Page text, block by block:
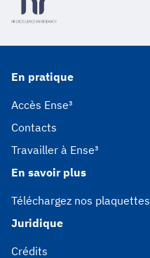
En pratique
Accès Ense³
Contacts
Travailler à Ense³
En savoir plus
Téléchargez nos plaquettes
Juridique
Crédits